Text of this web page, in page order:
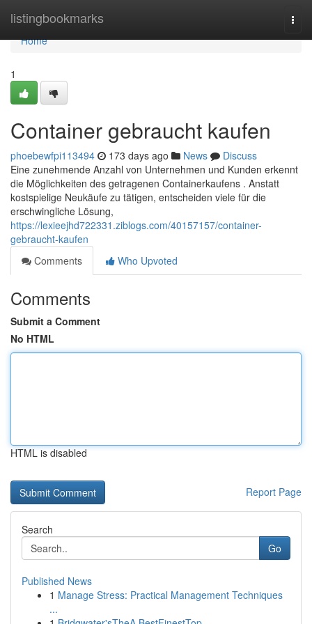
listingbookmarks
Home
Home
1
Container gebraucht kaufen
phoebewfpi113494 173 days ago News
Discuss
Eine zunehmende Anzahl von Unternehmen und Kunden erkennt
die Möglichkeiten des getragenen Containerkaufens . Anstatt
kostspielige Neukäufe zu tätigen, entscheiden viele für die
erschwingliche Lösung,
https://lexieejhd722331.ziblogs.com/40157157/container-
gebraucht-kaufen
Comments
Who Upvoted
Comments
Submit a Comment
No HTML
HTML is disabled
Report Page
Search
Go
Published News
1 Manage Stress: Practical Management Techniques
...